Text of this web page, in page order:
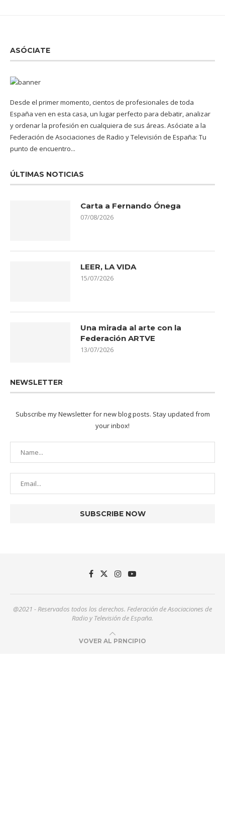
ASÓCIATE
Desde el primer momento, cientos de profesionales de toda
España ven en esta casa, un lugar perfecto para debatir, analizar
y ordenar la profesión en cualquiera de sus áreas. Asóciate a la
Federación de Asociaciones de Radio y Televisión de España: Tu
punto de encuentro...
ÚLTIMAS NOTICIAS
Carta a Fernando Ónega
07/08/2026
LEER, LA VIDA
15/07/2026
Una mirada al arte con la
Federación ARTVE
13/07/2026
NEWSLETTER
Subscribe my Newsletter for new blog posts. Stay updated from
your inbox!
@2021 - Reservados todos los derechos. Federación de Asociaciones de
Radio y Televisión de España.
VOVER AL PRNCIPIO